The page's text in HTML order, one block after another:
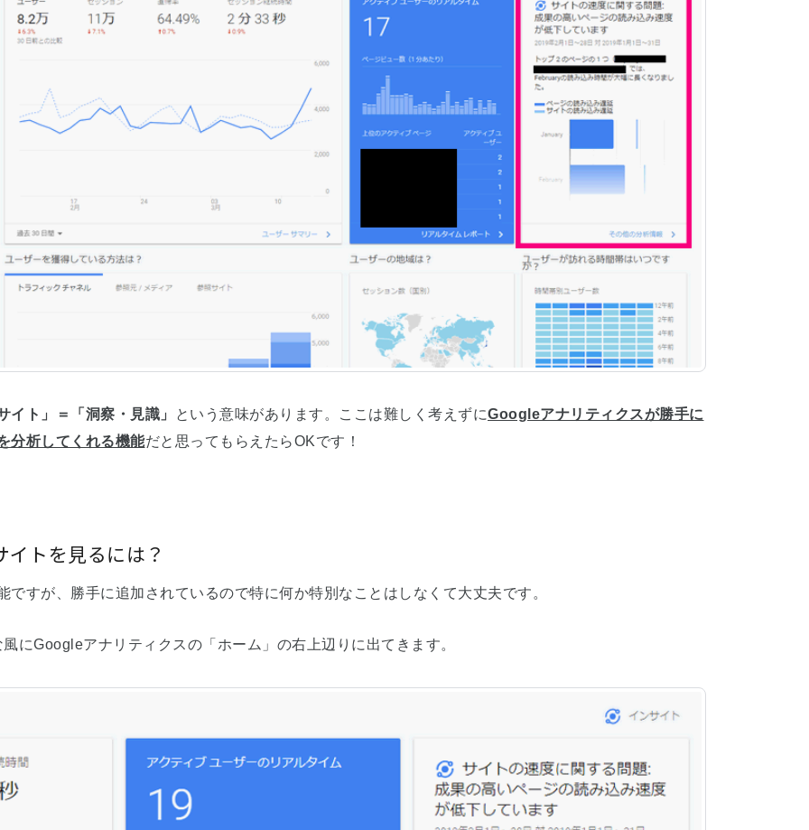
イト」＝「洞察・見識」 という意味があります。ここは難しく考えずにGoogleアナリティクスが勝手に
分析してくれる機能だと思ってもらえたらOKです！
イトを見るには？
ですが、勝手に追加されているので特に何か特別なことはしなくて大丈夫です。
風にGoogleアナリティクスの「ホーム」の右上辺りに出てきます。